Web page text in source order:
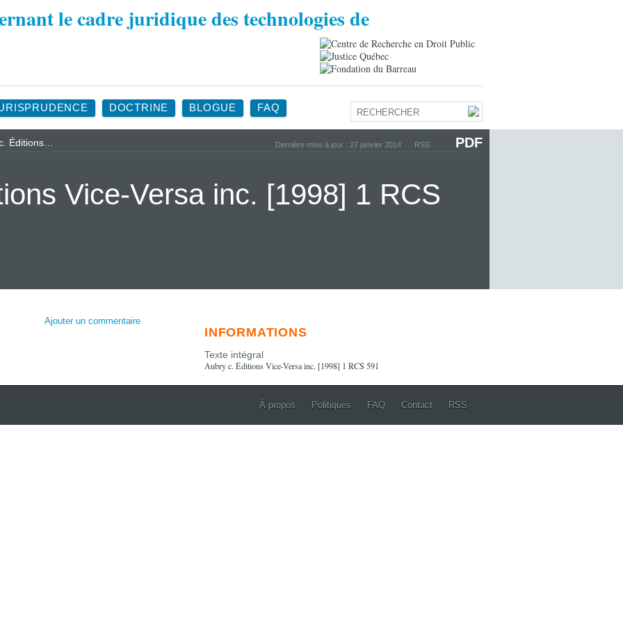
DOCTRINE BLOGUE FAQ
Éditions… Dernière mise à jour : 27 janvier 2014 RSS PDF
Vice-Versa inc. [1998] 1 RCS
Ajouter un commentaire
INFORMATIONS
Texte intégral
Aubry c. Éditions Vice-Versa inc. [1998] 1 RCS 591
À propos Politiques FAQ Contact RSS